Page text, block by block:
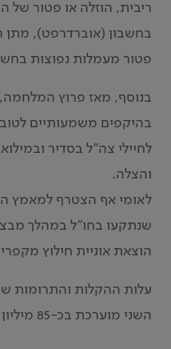
ריבית, הוזלה או פטור של
בחשבון (אוברדרפט), מתן
פטור מעמלות נפוצות
בנוסף, מאז פרוץ
בהיקפים משמעותיים
לחיילי צה"ל בסדיר
והצלה.
לאומי אף הצטרף למאמץ
שנתקעו בחו"ל במהלך
הוצאת אוניית חילוץ
עלות ההקלות והתרומות
השני מוערכת בכ-85 מיליון ש"ח.